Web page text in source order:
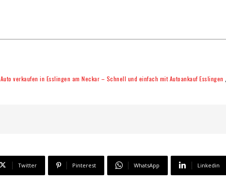
Auto verkaufen in Esslingen am Neckar – Schnell und einfach mit Autoankauf Esslingen
Twitter Pinterest WhatsApp Linkedin